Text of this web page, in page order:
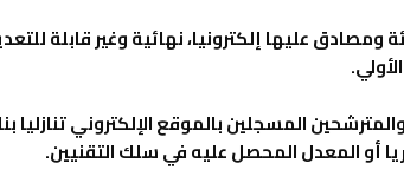
ومصادق عليها إلكترونيا، نهائية وغير قابلة
المسجلين بالموقع الإلكتروني تنازليا
أو المعدل المحصل عليه في سلك التقنيين.